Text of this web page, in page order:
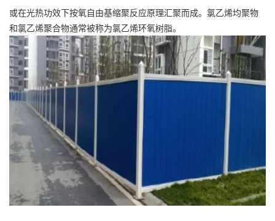
或在光热功效下按氧自由基缩聚反应原理汇聚而成。氯乙烯均聚物
和氯乙烯聚合物通常被称为氯乙烯环氧树脂。